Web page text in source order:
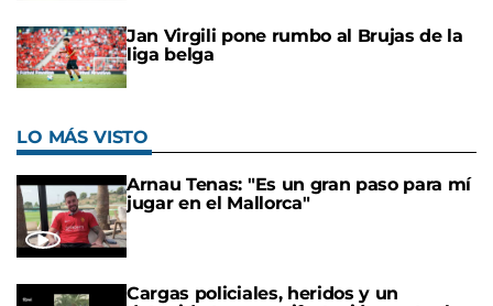
Jan Virgili pone rumbo al Brujas de la
liga belga
LO MÁS VISTO
Arnau Tenas: "Es un gran paso para mí
jugar en el Mallorca"
Cargas policiales, heridos y un